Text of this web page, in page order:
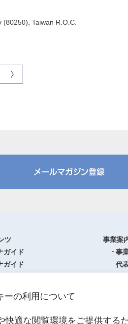
ーの利用について
適な閲覧環境をご提供する
Taiwan R.O.C.
ツ
ガイド
ガイド
集（一覧・詳細）
事業案
事
代